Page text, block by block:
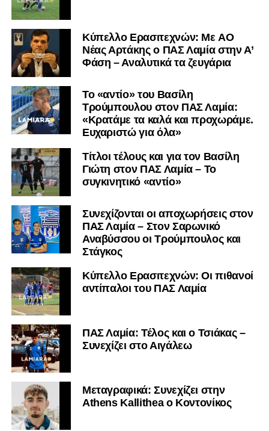
Kύπελλο Ερασιτεχνών: Με AO
Nέας Αρτάκης ο ΠΑΣ Λαμία στην Α’
Φάση – Αναλυτικά τα ζευγάρια
Το «αντίο» του Βασίλη
Τρούμπουλου στον ΠΑΣ Λαμία:
«Κρατάμε τα καλά και προχωράμε.
Ευχαριστώ για όλα»
Τίτλοι τέλους και για τον Βασίλη
Γιώτη στον ΠΑΣ Λαμία – Το
συγκινητικό «αντίο»
Συνεχίζονται οι αποχωρήσεις στον
ΠΑΣ Λαμία – Στον Σαρωνικό
Αναβύσσου οι Τρούμπουλος και
Στάγκος
Κύπελλο Ερασιτεχνών: Οι πιθανοί
αντίπαλοι του ΠΑΣ Λαμία
ΠΑΣ Λαμία: Τέλος και ο Τσιάκας –
Συνεχίζει στο Αιγάλεω
Mεταγραφικά: Συνεχίζει στην
Athens Kallithea ο Κοντονίκος